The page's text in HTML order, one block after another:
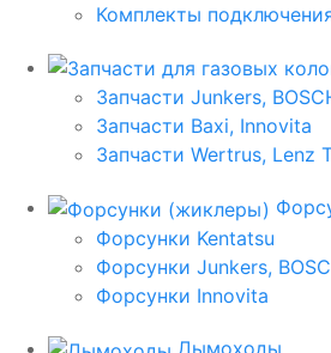
Комплекты
Запчасти Junkers,
Запчасти Baxi, Innovita
Запчасти Wertrus, Lenz
Форсунки Kentatsu
Форсунки Junkers,
Форсунки Innovita